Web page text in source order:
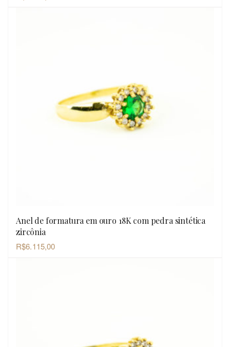
OLHADA RÁPIDA
Anel de formatura em ouro 18K com pedra sintética
zircônia
R$6.115,00